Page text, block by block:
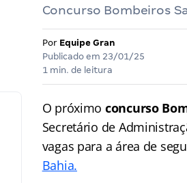
Concurso Bombeiros
Por Equipe Gran
Publicado em 23/01/25
1 min. de leitura
O próximo concurso
Secretário de
vagas para a área de
Bahia.